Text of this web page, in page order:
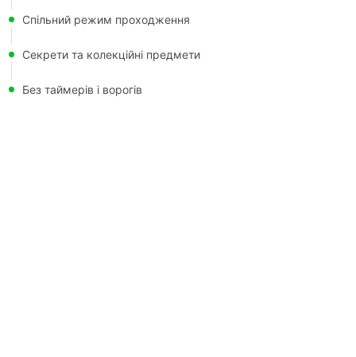
Спільний режим проходження
Секрети та колекційні предмети
Без таймерів і ворогів